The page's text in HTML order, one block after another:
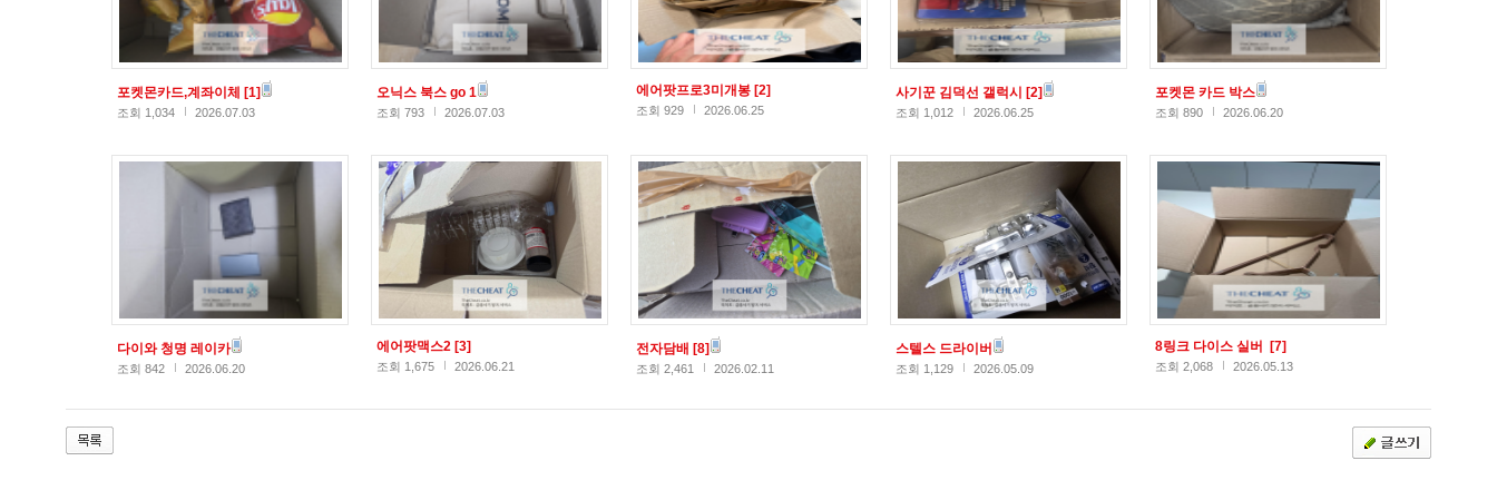
포켓몬카드,계좌이체 [1]
조회 1,034 2026.07.03
오닉스 북스 go 1
조회 793 2026.07.03
에어팟프로3미개봉 [2]
조회 929 2026.06.25
사기꾼 김덕선 갤럭시 [2]
조회 1,012 2026.06.25
포켓몬 카드 박스
조회 890 2026.06.20
다이와 청명 레이카
조회 842 2026.06.20
에어팟맥스2 [3]
조회 1,675 2026.06.21
전자담배 [8]
조회 2,461 2026.02.11
스텔스 드라이버
조회 1,129 2026.05.09
8링크 다이스 실버 [7]
조회 2,068 2026.05.13